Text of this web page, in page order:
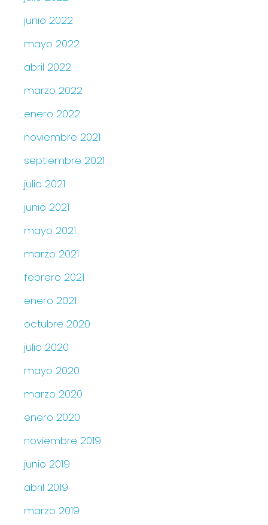
junio 2022
mayo 2022
abril 2022
marzo 2022
enero 2022
noviembre 2021
septiembre 2021
julio 2021
junio 2021
mayo 2021
marzo 2021
febrero 2021
enero 2021
octubre 2020
julio 2020
mayo 2020
marzo 2020
enero 2020
noviembre 2019
junio 2019
abril 2019
marzo 2019